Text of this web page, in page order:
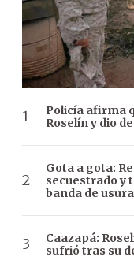
Policía afirma
Roselín y dio
Gota a gota:
secuestrado y
banda de usura
Caazapá:
sufrió tras su